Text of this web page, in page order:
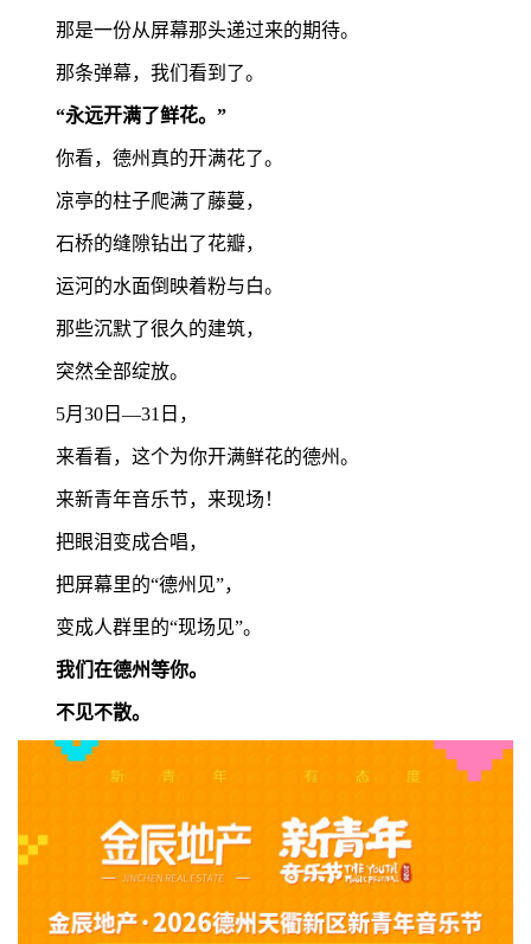
那是一份从屏幕那头递过来的期待。
那条弹幕，我们看到了。
“永远开满了鲜花。”
你看，德州真的开满花了。
凉亭的柱子爬满了藤蔓，
石桥的缝隙钻出了花瓣，
运河的水面倒映着粉与白。
那些沉默了很久的建筑，
突然全部绽放。
5月30日—31日，
来看看，这个为你开满鲜花的德州。
来新青年音乐节，来现场！
把眼泪变成合唱，
把屏幕里的“德州见”，
变成人群里的“现场见”。
我们在德州等你。
不见不散。